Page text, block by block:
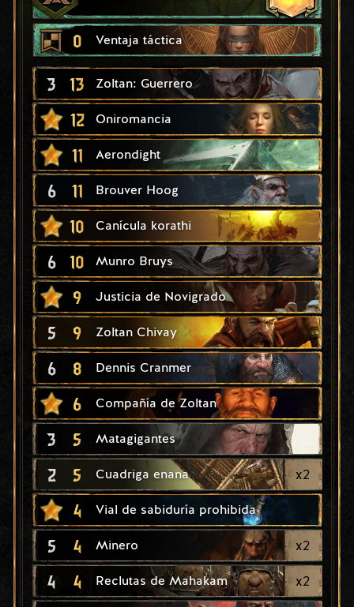
0 Ventaja táctica
3 13 Zoltan: Guerrero
12 Oniromancia
11 Aerondight
6 11 Brouver Hoog
10 Canícula korathi
6 10 Munro Bruys
9 Justicia de Novigrado
5 9 Zoltan Chivay
6 8 Dennis Cranmer
6 Compañía de Zoltan
3 5 Matagigantes
2 5 Cuadriga enana x2
4 Vial de sabiduría prohibida
5 4 Minero x2
4 4 Reclutas de Mahakam x2